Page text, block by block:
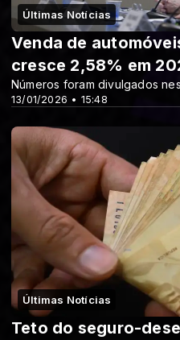
Últimas Notícias
13/01/2026 • 15:48
Venda de
cresce 2,58% em
Números foram divulgados
Últimas Notícias
Teto do seguro-